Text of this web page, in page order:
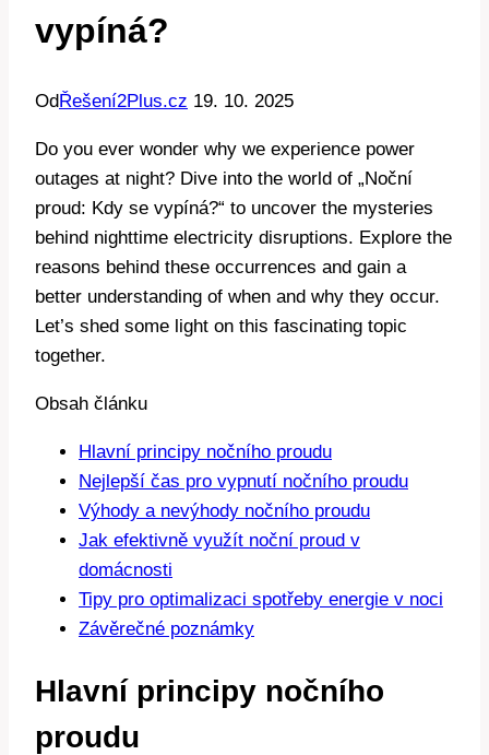
vypíná?
OdŘešení2Plus.cz 19. 10. 2025
Do you ever wonder why we experience power
outages at night? Dive into the world of „Noční
proud: Kdy se vypíná?“ to uncover the mysteries
behind nighttime electricity disruptions. Explore the
reasons behind these occurrences and gain a
better understanding of when and why they occur.
Let’s shed some light on this fascinating topic
together.
Obsah článku
Hlavní principy nočního proudu
Nejlepší čas pro vypnutí nočního proudu
Výhody a nevýhody nočního proudu
Jak efektivně využít noční proud v
domácnosti
Tipy pro optimalizaci spotřeby energie v noci
Závěrečné poznámky
Hlavní principy nočního
proudu